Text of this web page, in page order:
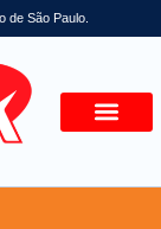
de São Paulo.